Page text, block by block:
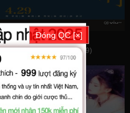
Nội Tình Hôn Nhân
Till Death Do Us Part (2019)
Full
Đóng QC [×]